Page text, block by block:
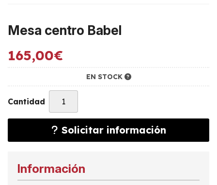
Mesa centro Babel
165,00€
EN STOCK
Cantidad
Solicitar información
Información